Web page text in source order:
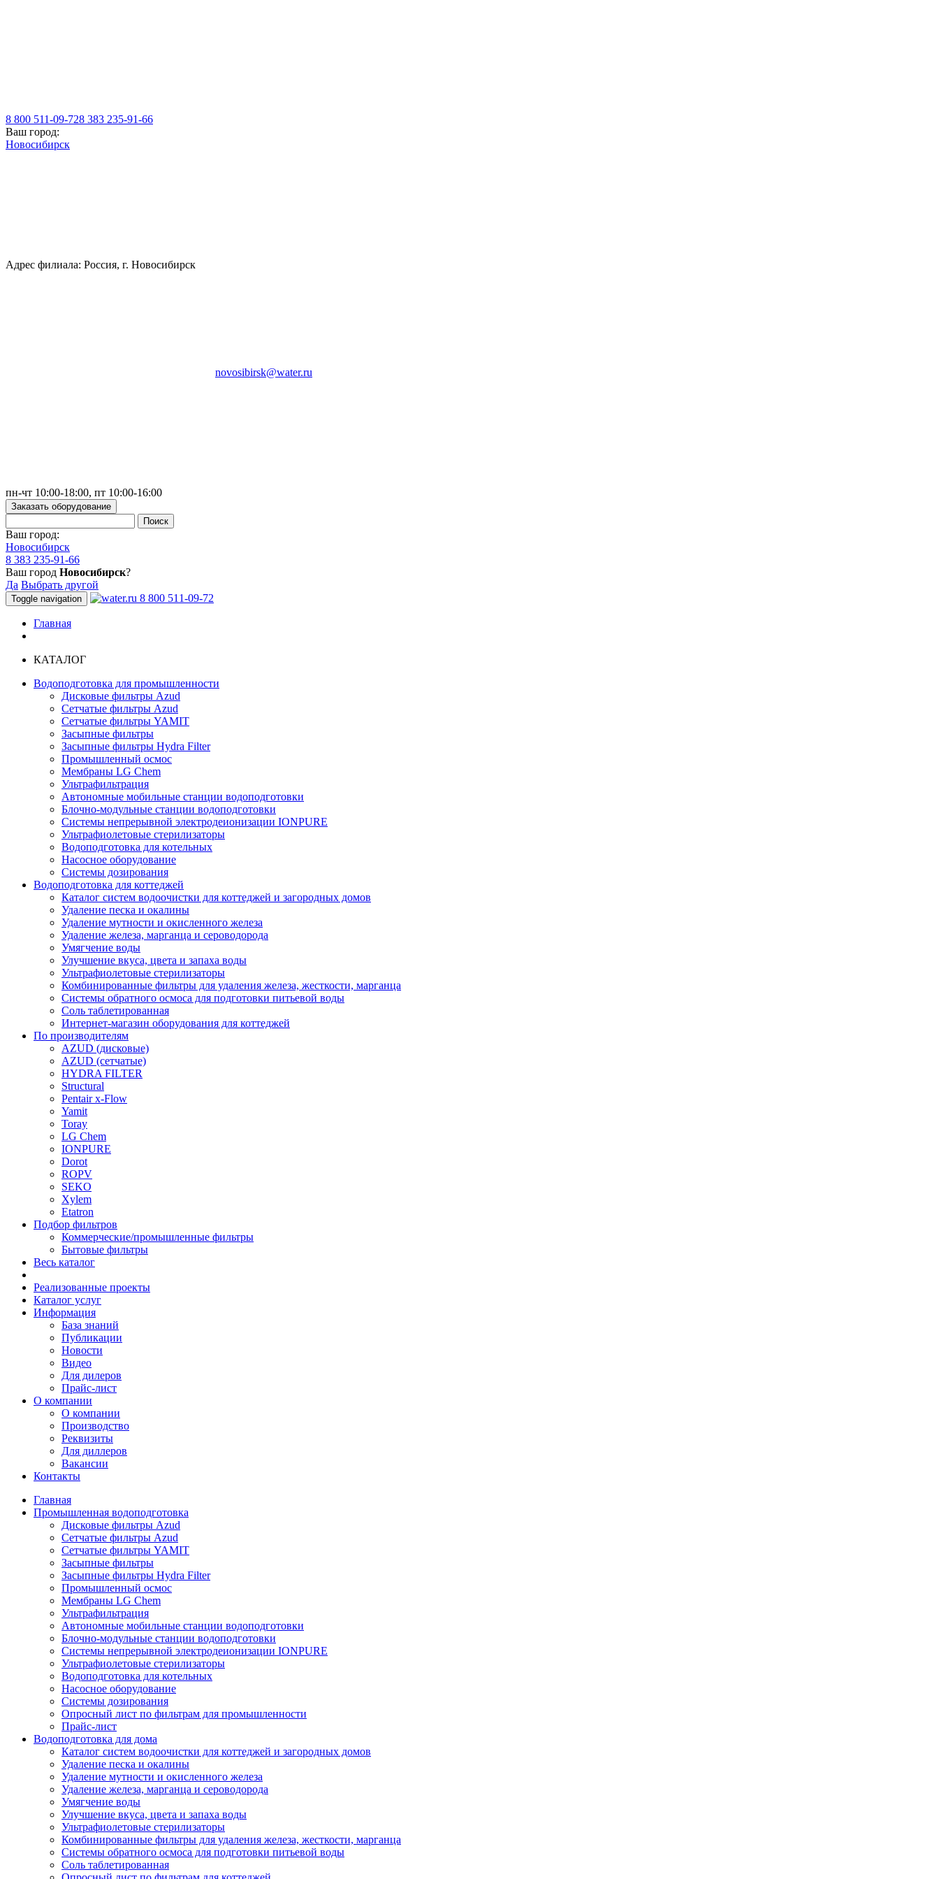
8 800 511-09-728 383 235-91-66
Ваш город:
Новосибирск
Адрес филиала: Россия, г. Новосибирск
novosibirsk@water.ru
пн-чт 10:00-18:00, пт 10:00-16:00
Заказать оборудование
Ваш город:
Новосибирск
8 383 235-91-66
Ваш город Новосибирск?
Да Выбрать другой
Toggle navigation 8 800 511-09-72
Главная
КАТАЛОГ
Водоподготовка для промышленности
Дисковые фильтры Azud
Сетчатые фильтры Azud
Сетчатые фильтры YAMIT
Засыпные фильтры
Засыпные фильтры Hydra Filter
Промышленный осмос
Мембраны LG Chem
Ультрафильтрация
Автономные мобильные станции водоподготовки
Блочно-модульные станции водоподготовки
Системы непрерывной электродеионизации IONPURE
Ультрафиолетовые стерилизаторы
Водоподготовка для котельных
Насосное оборудование
Системы дозирования
Водоподготовка для коттеджей
Каталог систем водоочистки для коттеджей и загородных домов
Удаление песка и окалины
Удаление мутности и окисленного железа
Удаление железа, марганца и сероводорода
Умягчение воды
Улучшение вкуса, цвета и запаха воды
Ультрафиолетовые стерилизаторы
Комбинированные фильтры для удаления железа, жесткости, марганца
Системы обратного осмоса для подготовки питьевой воды
Соль таблетированная
Интернет-магазин оборудования для коттеджей
По производителям
AZUD (дисковые)
AZUD (сетчатые)
HYDRA FILTER
Structural
Pentair x-Flow
Yamit
Toray
LG Chem
IONPURE
Dorot
ROPV
SEKO
Xylem
Etatron
Подбор фильтров
Коммерческие/промышленные фильтры
Бытовые фильтры
Весь каталог
Реализованные проекты
Каталог услуг
Информация
База знаний
Публикации
Новости
Видео
Для дилеров
Прайс-лист
О компании
О компании
Производство
Реквизиты
Для диллеров
Вакансии
Контакты
Главная
Промышленная водоподготовка
Дисковые фильтры Azud
Сетчатые фильтры Azud
Сетчатые фильтры YAMIT
Засыпные фильтры
Засыпные фильтры Hydra Filter
Промышленный осмос
Мембраны LG Chem
Ультрафильтрация
Автономные мобильные станции водоподготовки
Блочно-модульные станции водоподготовки
Системы непрерывной электродеионизации IONPURE
Ультрафиолетовые стерилизаторы
Водоподготовка для котельных
Насосное оборудование
Системы дозирования
Опросный лист по фильтрам для промышленности
Прайс-лист
Водоподготовка для дома
Каталог систем водоочистки для коттеджей и загородных домов
Удаление песка и окалины
Удаление мутности и окисленного железа
Удаление железа, марганца и сероводорода
Умягчение воды
Улучшение вкуса, цвета и запаха воды
Ультрафиолетовые стерилизаторы
Комбинированные фильтры для удаления железа, жесткости, марганца
Системы обратного осмоса для подготовки питьевой воды
Соль таблетированная